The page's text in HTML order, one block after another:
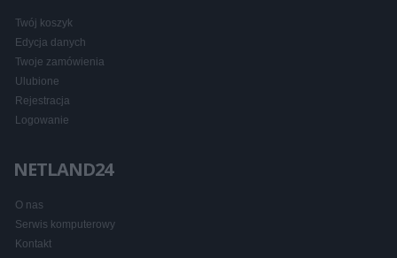
Twój koszyk
Edycja danych
Twoje zamówienia
Ulubione
Rejestracja
Logowanie
NETLAND24
O nas
Serwis komputerowy
Kontakt